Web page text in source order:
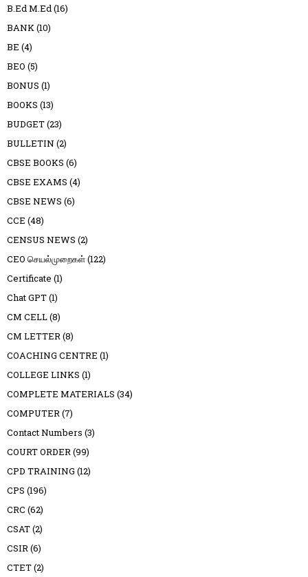
B.Ed M.Ed(16)
BANK(10)
BE (4)
BEO (5)
BONUS (1)
BOOKS (13)
BUDGET(23)
BULLETIN (2)
CBSE BOOKS (6)
CBSE EXAMS (4)
CBSE NEWS (6)
CCE (48)
CENSUS NEWS (2)
CEO செயல்முறைகள்(122)
Certificate (1)
Chat GPT(1)
CM CELL(8)
CM LETTER(8)
COACHING CENTRE (1)
COLLEGE LINKS (1)
COMPLETE MATERIALS (34)
COMPUTER(7)
Contact Numbers (3)
COURT ORDER(99)
CPD TRAINING (12)
CPS (196)
CRC (62)
CSAT(2)
CSIR(6)
CTET(2)